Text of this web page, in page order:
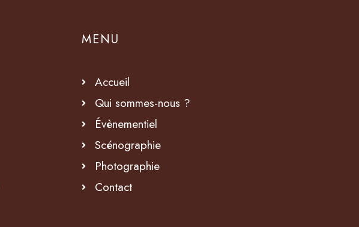
MENU
Accueil
Qui sommes-nous ?
Évènementiel
Scénographie
Photographie
Contact